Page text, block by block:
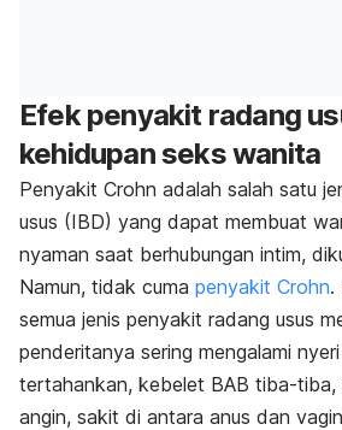
Efek penyakit radang
kehidupan seks wanita
Penyakit Crohn adalah salah satu
usus (IBD) yang dapat membuat
nyaman saat berhubungan intim,
Namun, tidak cuma penyakit Crohn.
semua jenis penyakit radang usus
penderitanya sering mengalami
tertahankan, kebelet BAB tiba-tiba,
angin, sakit di antara anus dan